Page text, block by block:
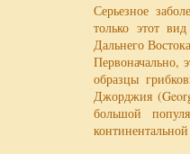
Серьезное
только этот
Дальнего
Первоначально,
образцы
Джорджия
большой